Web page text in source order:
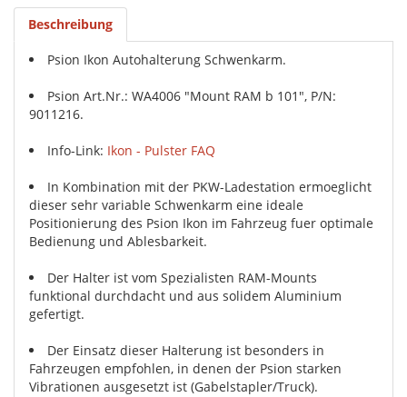
Beschreibung
Psion Ikon Autohalterung Schwenkarm.
Psion Art.Nr.: WA4006 "Mount RAM b 101", P/N:
9011216.
Info-Link: Ikon - Pulster FAQ
In Kombination mit der PKW-Ladestation ermoeglicht
dieser sehr variable Schwenkarm eine ideale
Positionierung des Psion Ikon im Fahrzeug fuer optimale
Bedienung und Ablesbarkeit.
Der Halter ist vom Spezialisten RAM-Mounts
funktional durchdacht und aus solidem Aluminium
gefertigt.
Der Einsatz dieser Halterung ist besonders in
Fahrzeugen empfohlen, in denen der Psion starken
Vibrationen ausgesetzt ist (Gabelstapler/Truck).